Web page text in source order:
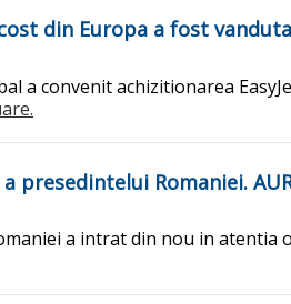
din Europa a fost
a convenit achizitionarea
presedintelui Romaniei.
a intrat din nou in